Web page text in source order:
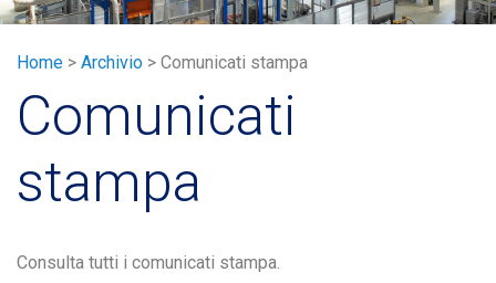
Home > Archivio > Comunicati stampa
Comunicati
stampa
Consulta tutti i comunicati stampa.